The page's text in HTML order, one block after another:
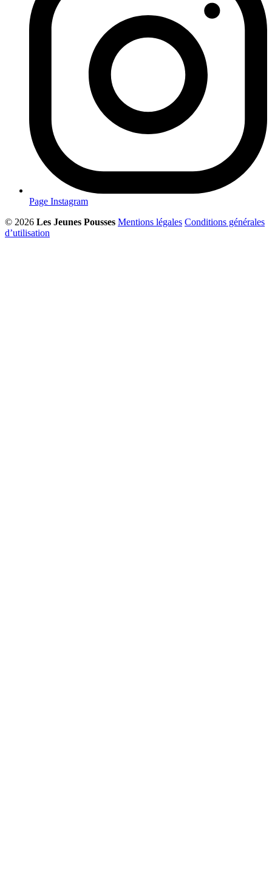
Page Instagram
© 2026 Les Jeunes Pousses Mentions légales Conditions générales
d’utilisation